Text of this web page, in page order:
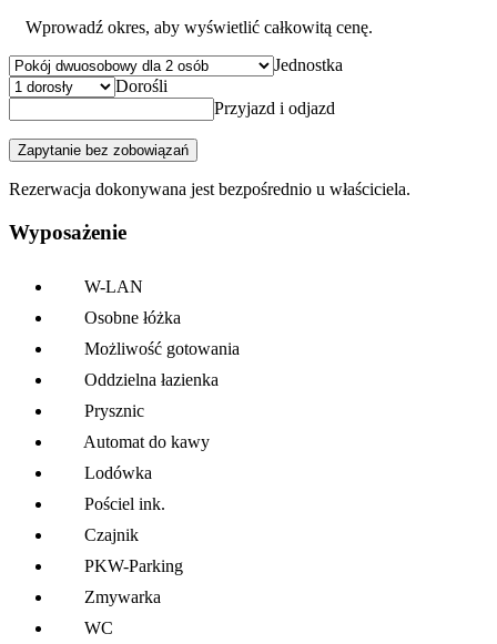
Wprowadź okres, aby wyświetlić całkowitą cenę.
Jednostka
Dorośli
Przyjazd i odjazd
Zapytanie bez zobowiązań
Rezerwacja dokonywana jest bezpośrednio u właściciela.
Wyposażenie
W-LAN
Osobne łóżka
Możliwość gotowania
Oddzielna łazienka
Prysznic
Automat do kawy
Lodówka
Pościel ink.
Czajnik
PKW-Parking
Zmywarka
WC